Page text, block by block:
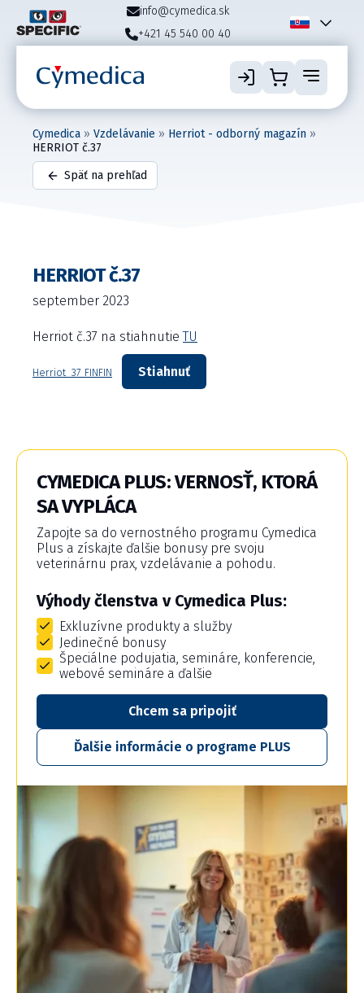
info@cymedica.sk
+421 45 540 00 40
Cymedica » Vzdelávanie » Herriot - odborný magazín »
HERRIOT č.37
Späť na prehľad
HERRIOT č.37
september 2023
Herriot č.37 na stiahnutieTU
Herriot_37 FINFIN Stiahnuť
CYMEDICA PLUS: VERNOSŤ, KTORÁ
SA VYPLÁCA
Zapojte sa do vernostného programu Cymedica
Plus a získajte ďalšie bonusy pre svoju
veterinárnu prax, vzdelávanie a pohodu.
Výhody členstva v Cymedica Plus:
Exkluzívne produkty a služby
Jedinečné bonusy
Špeciálne podujatia, semináre, konferencie,
webové semináre a ďalšie
Chcem sa pripojiť
Ďalšie informácie o programe PLUS